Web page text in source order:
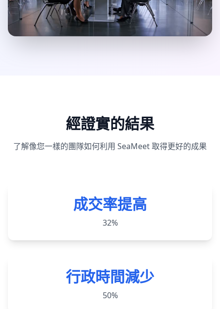
經證實的結果
了解像您一樣的團隊如何利用 SeaMeet 取得更好的成果
成交率提高
32%
行政時間減少
50%